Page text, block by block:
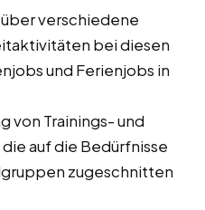
verschiedene
bei diesen
und Ferienjobs in
von Trainings- und
auf die Bedürfnisse
zugeschnitten